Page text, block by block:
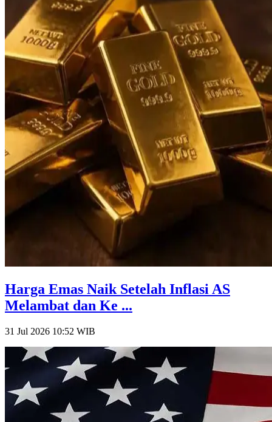
Harga Emas Naik Setelah Inflasi AS
Melambat dan Ke ...
31 Jul 2026 10:52 WIB